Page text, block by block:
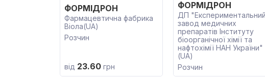
ФОРМІДРОН
Фармацевтична фабрика
Віола(UA)
Розчин
від 23.60 грн
ФОРМІДРОН
ДП "Експериментальний
завод медичних
препаратів Інституту
біоорганічної хімії та
нафтохімії НАН України"
(UA)
Розчин